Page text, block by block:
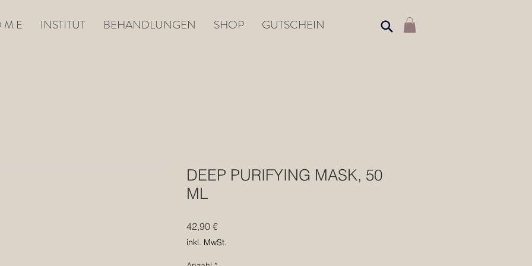
M E INSTITUT BEHANDLUNGEN SHOP GUTSCHEIN
DEEP PURIFYING MASK, 50
ML
42,90 €Preis
inkl. MwSt.